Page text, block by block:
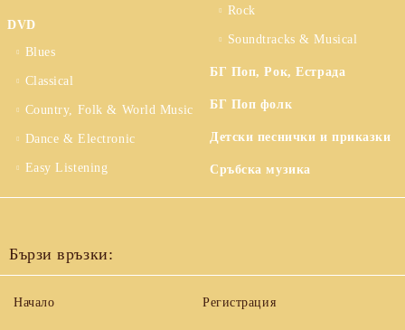
DVD
Blues
Classical
Country, Folk & World Music
Dance & Electronic
Easy Listening
Rock
Soundtracks & Musical
БГ Поп, Рок, Естрада
БГ Поп фолк
Детски песнички и приказки
Сръбска музика
Бързи връзки:
Начало Регистрация